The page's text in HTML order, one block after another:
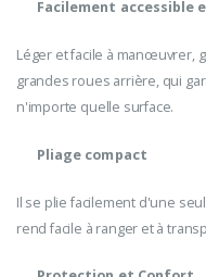
Facilement accessible
Léger et facile à manœuvrer,
grandes roues arrière, qui
n'importe quelle surface.
Pliage compact
Il se plie facilement d'une
rend facile à ranger et à